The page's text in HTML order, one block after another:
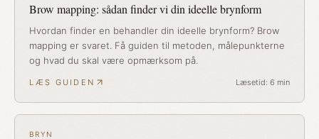
Brow mapping: sådan finder vi din ideelle brynform
Hvordan finder en behandler din ideelle brynform? Brow
mapping er svaret. Få guiden til metoden, målepunkterne
og hvad du skal være opmærksom på.
LÆS GUIDEN Læsetid: 6 min
BRYN